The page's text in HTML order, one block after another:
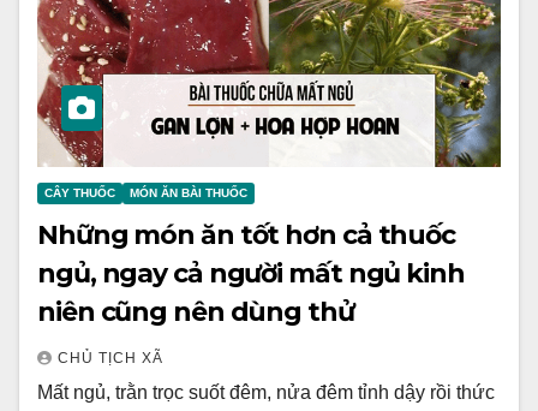
CÂY THUỐC MÓN ĂN BÀI THUỐC
Những món ăn tốt hơn cả thuốc
ngủ, ngay cả người mất ngủ kinh
niên cũng nên dùng thử
CHỦ TỊCH XÃ
Mất ngủ, trằn trọc suốt đêm, nửa đêm tỉnh dậy rồi thức